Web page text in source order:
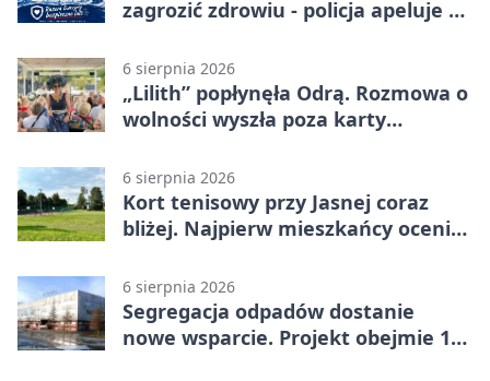
zagrozić zdrowiu - policja apeluje o
6 sierpnia 2026
„Lilith” popłynęła Odrą. Rozmowa o
wolności wyszła poza karty
6 sierpnia 2026
Kort tenisowy przy Jasnej coraz
bliżej. Najpierw mieszkańcy ocenią
6 sierpnia 2026
Segregacja odpadów dostanie
nowe wsparcie. Projekt obejmie 15